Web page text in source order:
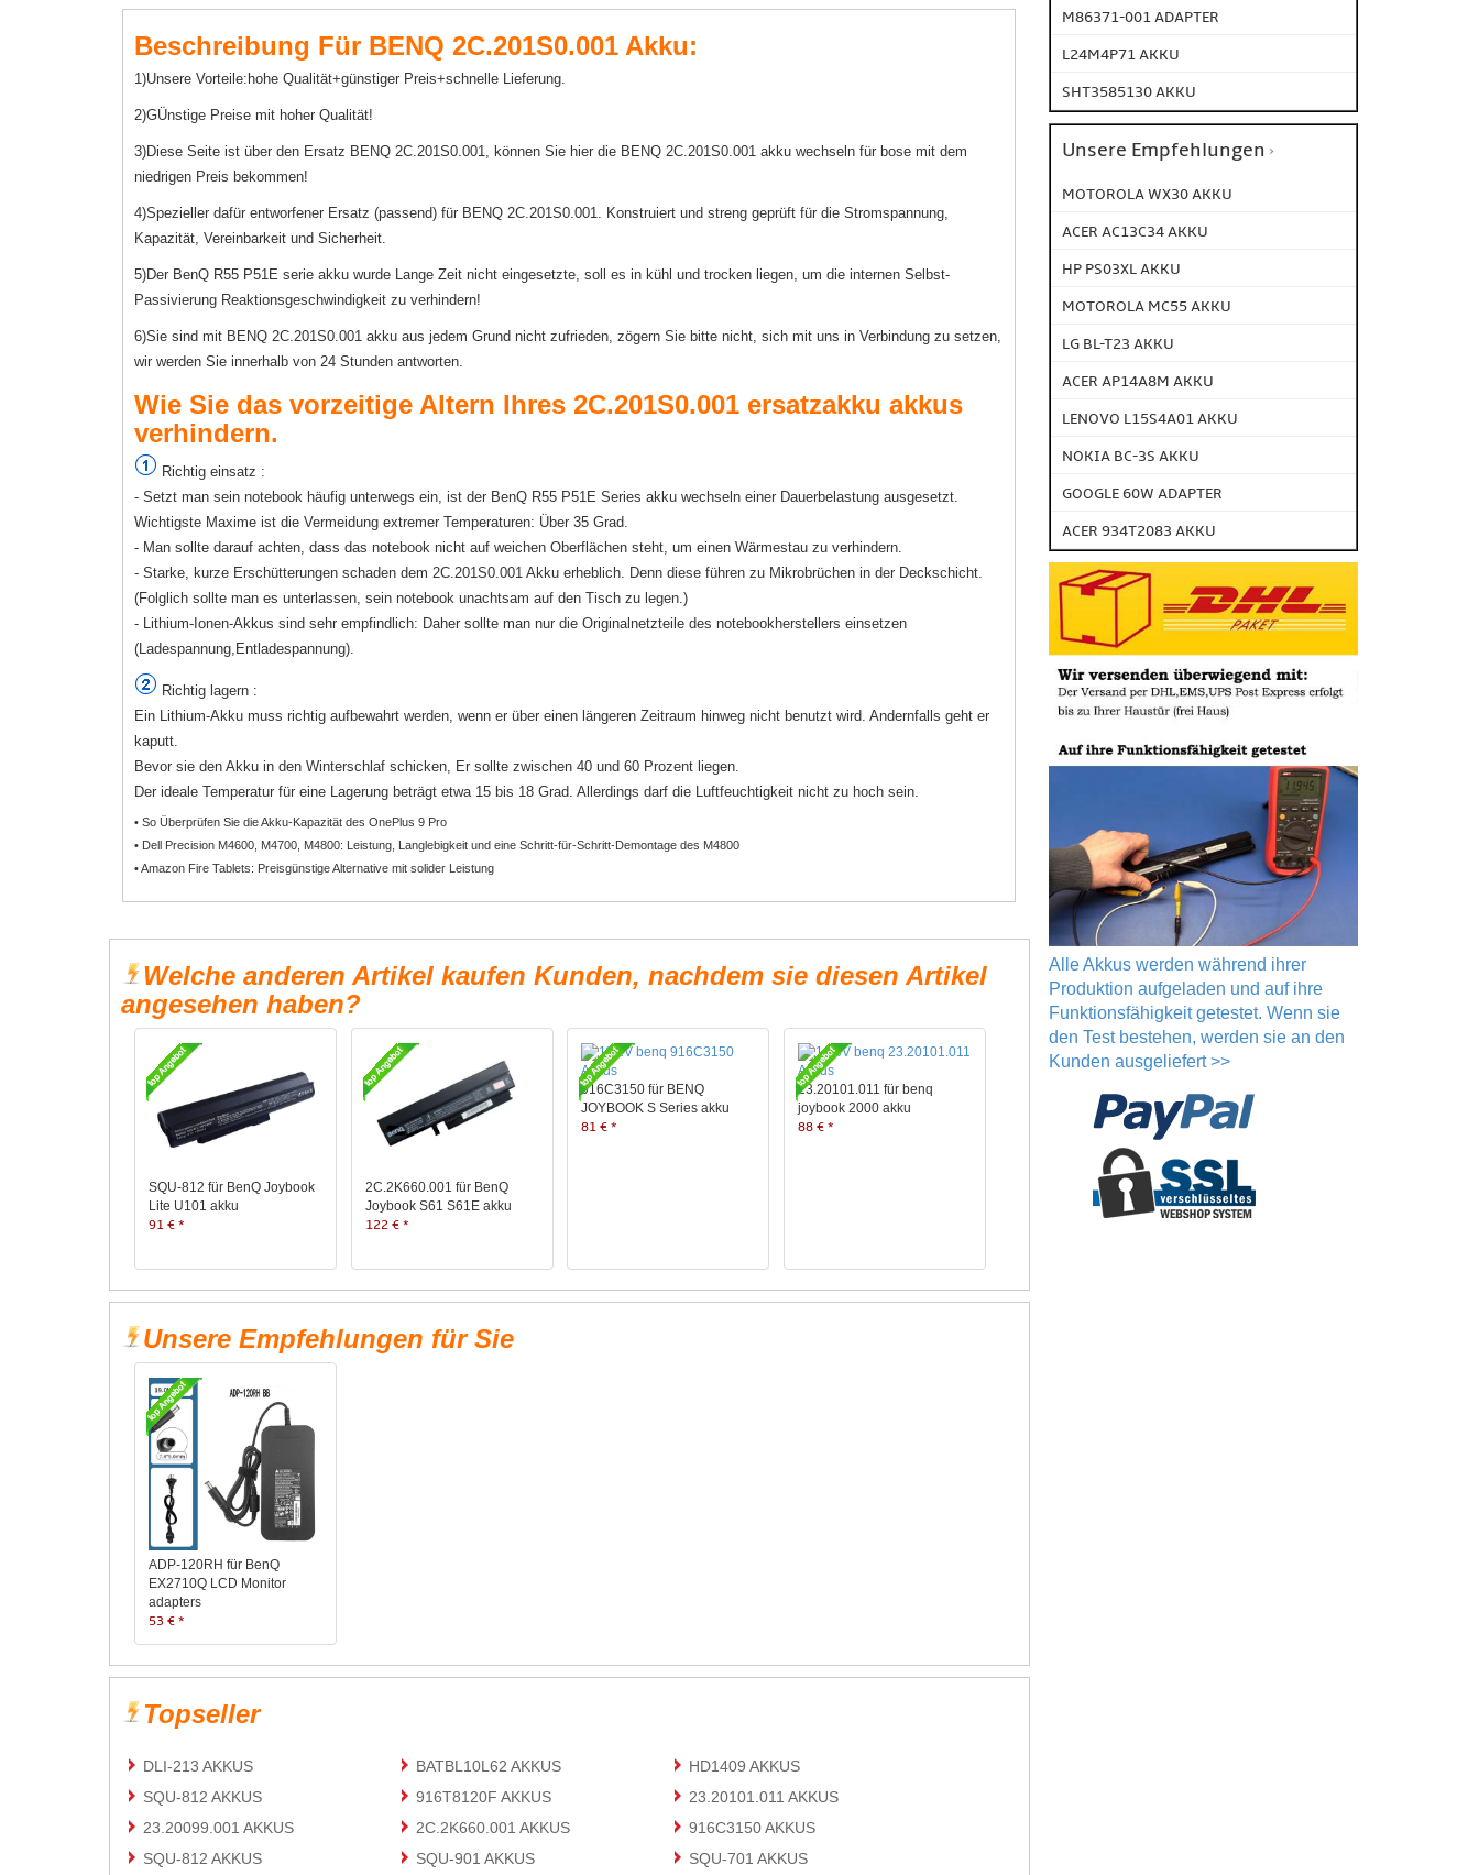
Beschreibung Für BENQ 2C.201S0.001 Akku:
1)Unsere Vorteile:hohe Qualität+günstiger Preis+schnelle Lieferung.
2)GÜnstige Preise mit hoher Qualität!
3)Diese Seite ist über den Ersatz BENQ 2C.201S0.001, können Sie hier die BENQ 2C.201S0.001 akku wechseln für bose mit dem
niedrigen Preis bekommen!
4)Spezieller dafür entworfener Ersatz (passend) für BENQ 2C.201S0.001. Konstruiert und streng geprüft für die Stromspannung,
Kapazität, Vereinbarkeit und Sicherheit.
5)Der BenQ R55 P51E serie akku wurde Lange Zeit nicht eingesetzte, soll es in kühl und trocken liegen, um die internen Selbst-
Passivierung Reaktionsgeschwindigkeit zu verhindern!
6)Sie sind mit BENQ 2C.201S0.001 akku aus jedem Grund nicht zufrieden, zögern Sie bitte nicht, sich mit uns in Verbindung zu setzen,
wir werden Sie innerhalb von 24 Stunden antworten.
Wie Sie das vorzeitige Altern Ihres 2C.201S0.001 ersatzakku akkus
verhindern.
Richtig einsatz :
- Setzt man sein notebook häufig unterwegs ein, ist der BenQ R55 P51E Series akku wechseln einer Dauerbelastung ausgesetzt.
Wichtigste Maxime ist die Vermeidung extremer Temperaturen: Über 35 Grad.
- Man sollte darauf achten, dass das notebook nicht auf weichen Oberflächen steht, um einen Wärmestau zu verhindern.
- Starke, kurze Erschütterungen schaden dem 2C.201S0.001 Akku erheblich. Denn diese führen zu Mikrobrüchen in der Deckschicht.
(Folglich sollte man es unterlassen, sein notebook unachtsam auf den Tisch zu legen.)
- Lithium-Ionen-Akkus sind sehr empfindlich: Daher sollte man nur die Originalnetzteile des notebookherstellers einsetzen
(Ladespannung,Entladespannung).
Richtig lagern :
Ein Lithium-Akku muss richtig aufbewahrt werden, wenn er über einen längeren Zeitraum hinweg nicht benutzt wird. Andernfalls geht er
kaputt.
Bevor sie den Akku in den Winterschlaf schicken, Er sollte zwischen 40 und 60 Prozent liegen.
Der ideale Temperatur für eine Lagerung beträgt etwa 15 bis 18 Grad. Allerdings darf die Luftfeuchtigkeit nicht zu hoch sein.
• So Überprüfen Sie die Akku-Kapazität des OnePlus 9 Pro
• Dell Precision M4600, M4700, M4800: Leistung, Langlebigkeit und eine Schritt-für-Schritt-Demontage des M4800
• Amazon Fire Tablets: Preisgünstige Alternative mit solider Leistung
Welche anderen Artikel kaufen Kunden, nachdem sie diesen Artikel
angesehen haben?
SQU-812 für BenQ Joybook
Lite U101 akku
91 € *
2C.2K660.001 für BenQ
Joybook S61 S61E akku
122 € *
916C3150 für BENQ
JOYBOOK S Series akku
81 € *
23.20101.011 für benq
joybook 2000 akku
88 € *
Unsere Empfehlungen für Sie
ADP-120RH für BenQ
EX2710Q LCD Monitor
adapters
53 € *
Topseller
DLI-213 AKKUS BATBL10L62 AKKUS
HD1409 AKKUS
SQU-812 AKKUS
916T8120F AKKUS
23.20101.011 AKKUS
23.20099.001 AKKUS
2C.2K660.001 AKKUS
916C3150 AKKUS
SQU-812 AKKUS
SQU-901 AKKUS SQU-701 AKKUS
M86371-001 ADAPTER
L24M4P71 AKKU
SHT3585130 AKKU
Unsere Empfehlungen
MOTOROLA WX30 AKKU
ACER AC13C34 AKKU
HP PS03XL AKKU
MOTOROLA MC55 AKKU
LG BL-T23 AKKU
ACER AP14A8M AKKU
LENOVO L15S4A01 AKKU
NOKIA BC-3S AKKU
GOOGLE 60W ADAPTER
ACER 934T2083 AKKU
Alle Akkus werden während ihrer
Produktion aufgeladen und auf ihre
Funktionsfähigkeit getestet. Wenn sie
den Test bestehen, werden sie an den
Kunden ausgeliefert >>